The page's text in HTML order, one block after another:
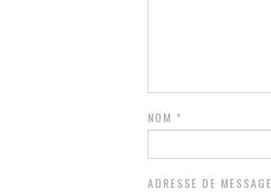
NOM *
ADRESSE DE